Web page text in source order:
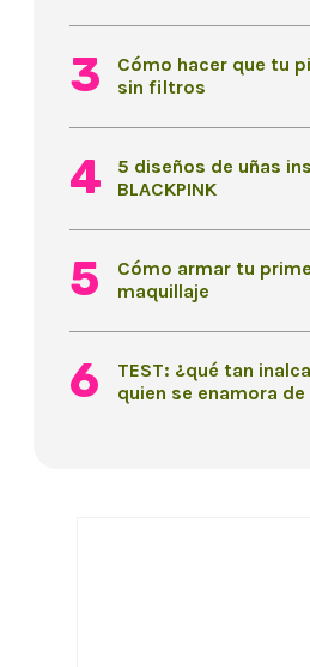
Cómo hacer que tu
sin filtros
5 diseños de uñas
BLACKPINK
Cómo armar tu
maquillaje
TEST: ¿qué tan
quien se enamora